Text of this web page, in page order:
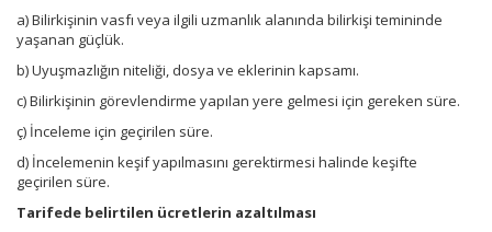
a) Bilirkişinin vasfı veya ilgili uzmanlık alanında bilirkişi temininde
yaşanan güçlük.
b) Uyuşmazlığın niteliği, dosya ve eklerinin kapsamı.
c) Bilirkişinin görevlendirme yapılan yere gelmesi için gereken süre.
ç) İnceleme için geçirilen süre.
d) İncelemenin keşif yapılmasını gerektirmesi halinde keşifte
geçirilen süre.
Tarifede belirtilen ücretlerin azaltılması